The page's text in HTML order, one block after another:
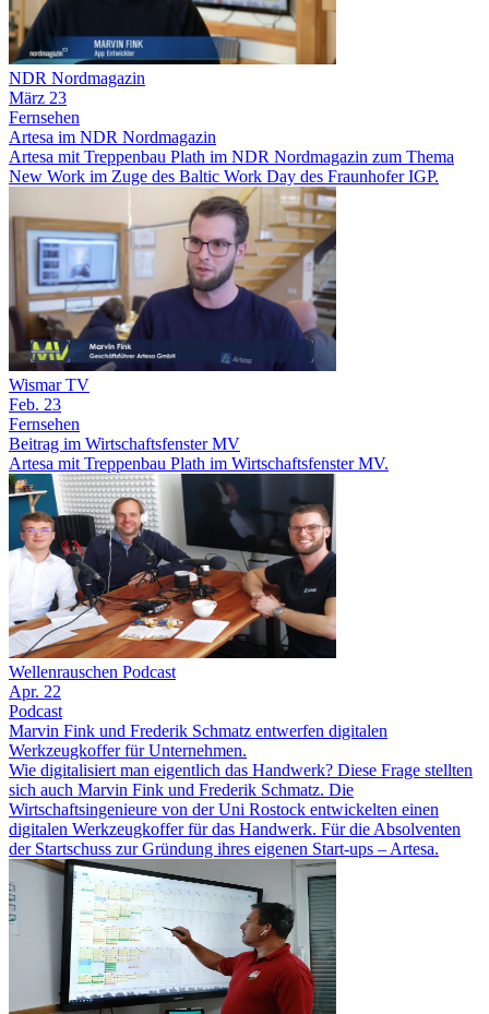
NDR Nordmagazin
März 23
Fernsehen
Artesa im NDR Nordmagazin
Artesa mit Treppenbau Plath im NDR Nordmagazin zum Thema
New Work im Zuge des Baltic Work Day des Fraunhofer IGP.
Wismar TV
Feb. 23
Fernsehen
Beitrag im Wirtschaftsfenster MV
Artesa mit Treppenbau Plath im Wirtschaftsfenster MV.
Wellenrauschen Podcast
Apr. 22
Podcast
Marvin Fink und Frederik Schmatz entwerfen digitalen
Werkzeugkoffer für Unternehmen.
Wie digitalisiert man eigentlich das Handwerk? Diese Frage stellten
sich auch Marvin Fink und Frederik Schmatz. Die
Wirtschaftsingenieure von der Uni Rostock entwickelten einen
digitalen Werkzeugkoffer für das Handwerk. Für die Absolventen
der Startschuss zur Gründung ihres eigenen Start-ups – Artesa.